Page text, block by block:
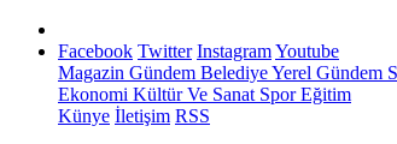
Facebook Twitter InstagramYoutube
Magazin Gündem BelediyeYerel Gündem
Ekonomi Kültür Ve Sanat SporEğitim
Künye İletişim RSS